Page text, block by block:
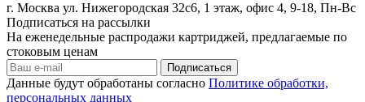
г. Москва ул. Нижегородская 32с6, 1 этаж, офис 4, 9-18, Пн-Вс
Подписаться на рассылки
На еженедельные распродажи картриджей, предлагаемые по
стоковым ценам
Подписаться
Данные будут обработаны согласно Политике обработки,
персональных данных